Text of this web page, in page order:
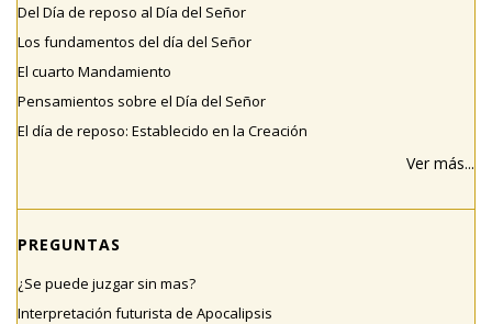
Del Día de reposo al Día del Señor
Los fundamentos del día del Señor
El cuarto Mandamiento
Pensamientos sobre el Día del Señor
El día de reposo: Establecido en la Creación
Ver más...
PREGUNTAS
¿Se puede juzgar sin mas?
Interpretación futurista de Apocalipsis